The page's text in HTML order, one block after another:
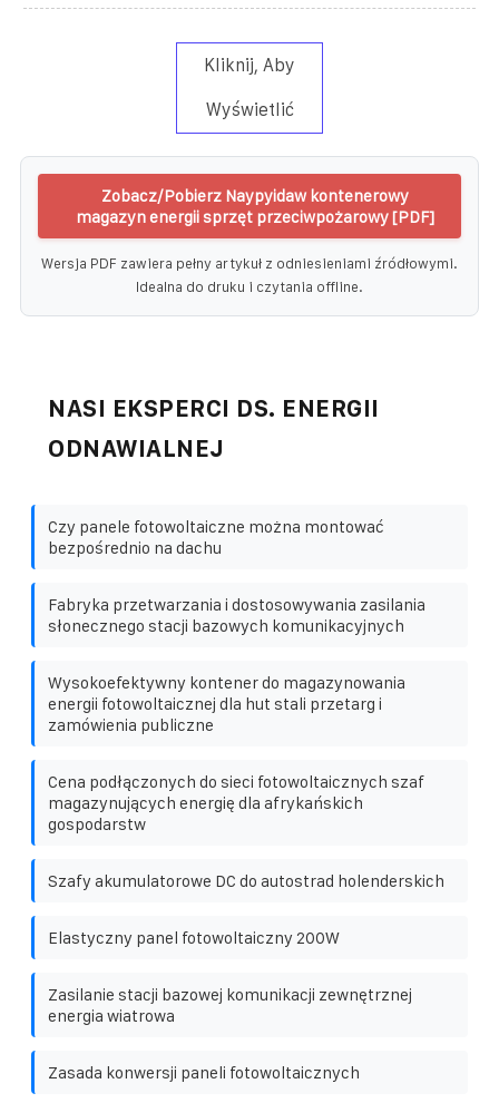
Kliknij, Aby
Wyświetlić
Zobacz/Pobierz Naypyidaw kontenerowy
magazyn energii sprzęt przeciwpożarowy [PDF]
Wersja PDF zawiera pełny artykuł z odniesieniami źródłowymi.
Idealna do druku i czytania offline.
NASI EKSPERCI DS. ENERGII
ODNAWIALNEJ
Czy panele fotowoltaiczne można montować
bezpośrednio na dachu
Fabryka przetwarzania i dostosowywania zasilania
słonecznego stacji bazowych komunikacyjnych
Wysokoefektywny kontener do magazynowania
energii fotowoltaicznej dla hut stali przetarg i
zamówienia publiczne
Cena podłączonych do sieci fotowoltaicznych szaf
magazynujących energię dla afrykańskich
gospodarstw
Szafy akumulatorowe DC do autostrad holenderskich
Elastyczny panel fotowoltaiczny 200W
Zasilanie stacji bazowej komunikacji zewnętrznej
energia wiatrowa
Zasada konwersji paneli fotowoltaicznych